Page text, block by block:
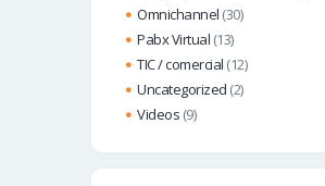
Omnichannel (30)
Pabx Virtual (13)
TIC / comercial (12)
Uncategorized (2)
Videos (9)